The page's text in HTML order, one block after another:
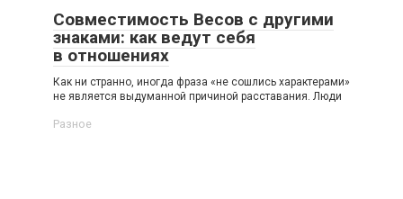
Совместимость Весов с другими
знаками: как ведут себя
в отношениях
Как ни странно, иногда фраза «не сошлись характерами»
не является выдуманной причиной расставания. Люди
Разное